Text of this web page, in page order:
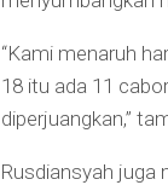
“Kami menaruh
18 itu ada 11
diperjuangkan,”
Rusdiansyah juga